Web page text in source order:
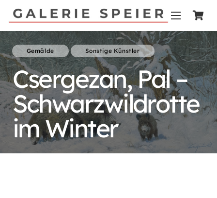
Gemälde Sonstige Künstler
Csergezan, Pal –
Schwarzwildrotte
im Winter